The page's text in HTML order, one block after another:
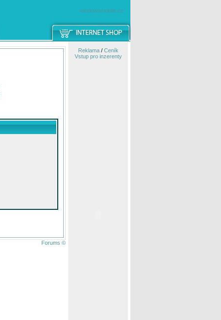
windowsmobile.cz
Forums ©
Reklama/ Ceník
Vstup pro inzerenty